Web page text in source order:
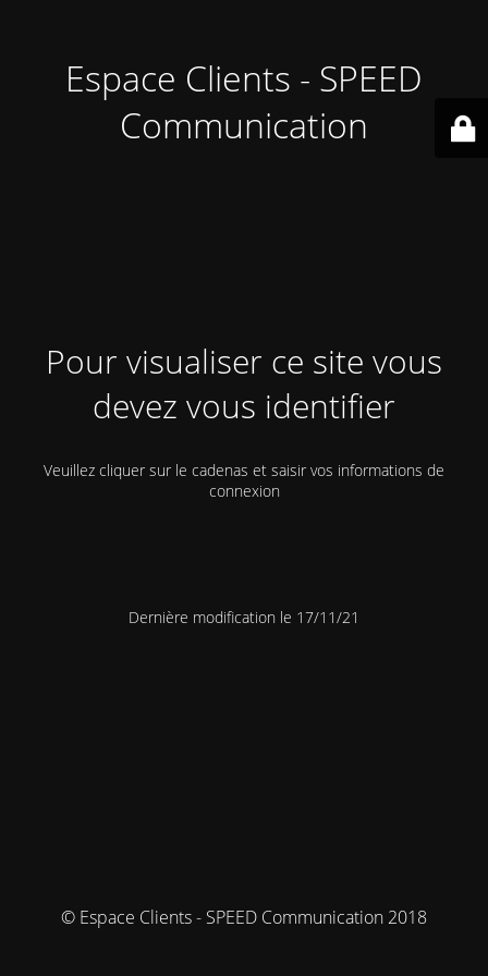
Espace Clients - SPEED
Communication
Pour visualiser ce site vous
devez vous identifier
Veuillez cliquer sur le cadenas et saisir vos informations de
connexion
Dernière modification le 17/11/21
© Espace Clients - SPEED Communication 2018